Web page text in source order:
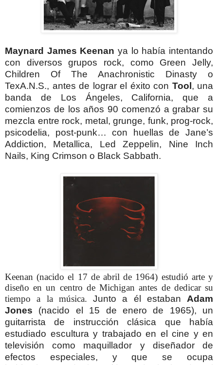
Maynard James Keenan ya lo había intentando
con diversos grupos rock, como Green Jelly,
Children Of The Anachronistic Dinasty o
TexA.N.S., antes de lograr el éxito con Tool, una
banda de Los Ángeles, California, que a
comienzos de los años 90 comenzó a grabar su
mezcla entre rock, metal, grunge, funk, prog-rock,
psicodelia, post-punk… con huellas de Jane’s
Addiction, Metallica, Led Zeppelin, Nine Inch
Nails, King Crimson o Black Sabbath.
Keenan (nacido el 17 de abril de 1964) estudió arte y
diseño en un centro de Michigan antes de dedicar su
tiempo a la música. Junto a él estaban Adam
Jones (nacido el 15 de enero de 1965), un
guitarrista de instrucción clásica que había
estudiado escultura y trabajado en el cine y en
televisión como maquillador y diseñador de
efectos especiales, y que se ocupa